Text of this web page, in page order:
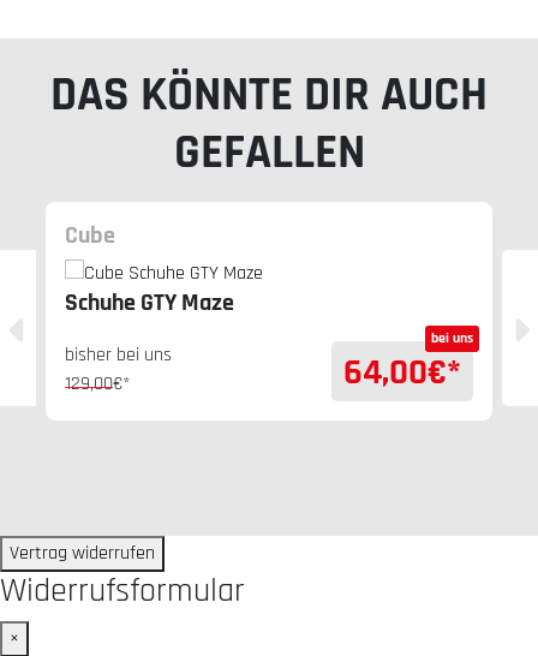
DAS KÖNNTE DIR AUCH
GEFALLEN
Cube
Schuhe GTY Maze
bisher bei uns
129,00€*
bei uns
64,00€*
Vertrag widerrufen
Widerrufsformular
×